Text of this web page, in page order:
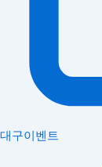
대구이벤트